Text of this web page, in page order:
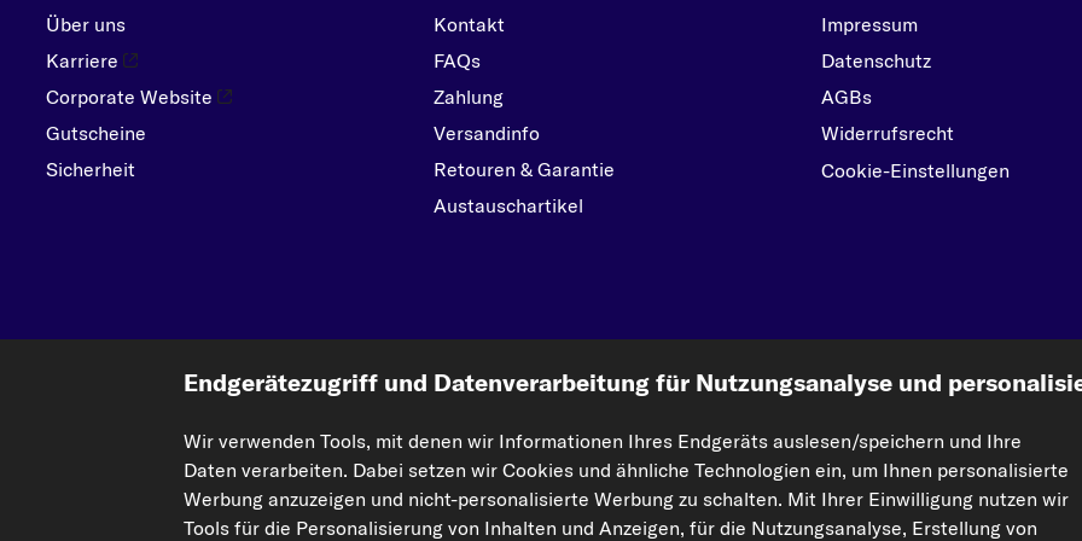
Über uns
Karriere
Corporate Website
Gutscheine
Sicherheit
Kontakt
FAQs
Zahlung
Versandinfo
Retouren & Garantie
Austauschartikel
Impressum
Datenschutz
AGBs
Widerrufsrecht
Cookie-Einstellungen
kfzteile24.de
Die hier dargestellten Daten, insbesondere die gesamte Datenbank, dürfen nicht vervielfältigt werden. Die Vervielfältigung und Verbreitung der Daten und der
Einbeziehung Dritter in solche Aktivitäten ist streng verboten. Jegliche unautorisierte Nutzung von Inhalten stellt eine Verletzung des Urheberrechts dar und
Vertrag widerrufen
Endgerätezugriff und Datenverarbeitung für Nutzungsanalyse und
Wir verwenden Tools, mit denen wir Informationen Ihres Endgeräts auslesen/speichern und Ihre
Daten verarbeiten. Dabei setzen wir Cookies und ähnliche Technologien ein, um Ihnen personalisierte
Werbung anzuzeigen und nicht-personalisierte Werbung zu schalten. Mit Ihrer Einwilligung nutzen wir
Tools für die Personalisierung von Inhalten und Anzeigen, für die Nutzungsanalyse, Erstellung von